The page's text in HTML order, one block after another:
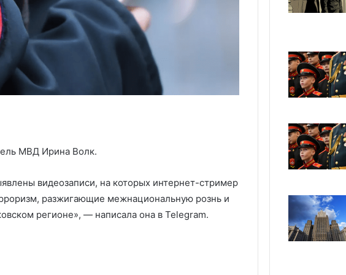
МВД Ирина Волк.
видеозаписи, на которых интернет-стример
разжигающие межнациональную рознь и
регионе», — написала она в Telegram.